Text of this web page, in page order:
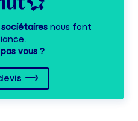
sociétairesnous font
vous ?